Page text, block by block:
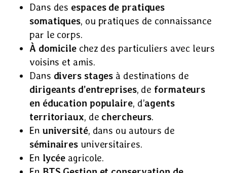
Dans des espaces de pratiques
somatiques, ou pratiques de connaissance
par le corps.
À domicile chez des particuliers avec leurs
voisins et amis.
Dans divers stages à destinations de
dirigeants d’entreprises, de formateurs
en éducation populaire, d’agents
territoriaux, de chercheurs.
En université, dans ou autours de
séminaires universitaires.
En lycée agricole.